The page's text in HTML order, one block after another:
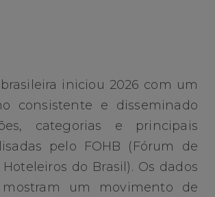
iniciou 2026 com um
consistente e disseminado
categorias e principais
pelo FOHB (Fórum de
do Brasil). Os dados
um movimento de